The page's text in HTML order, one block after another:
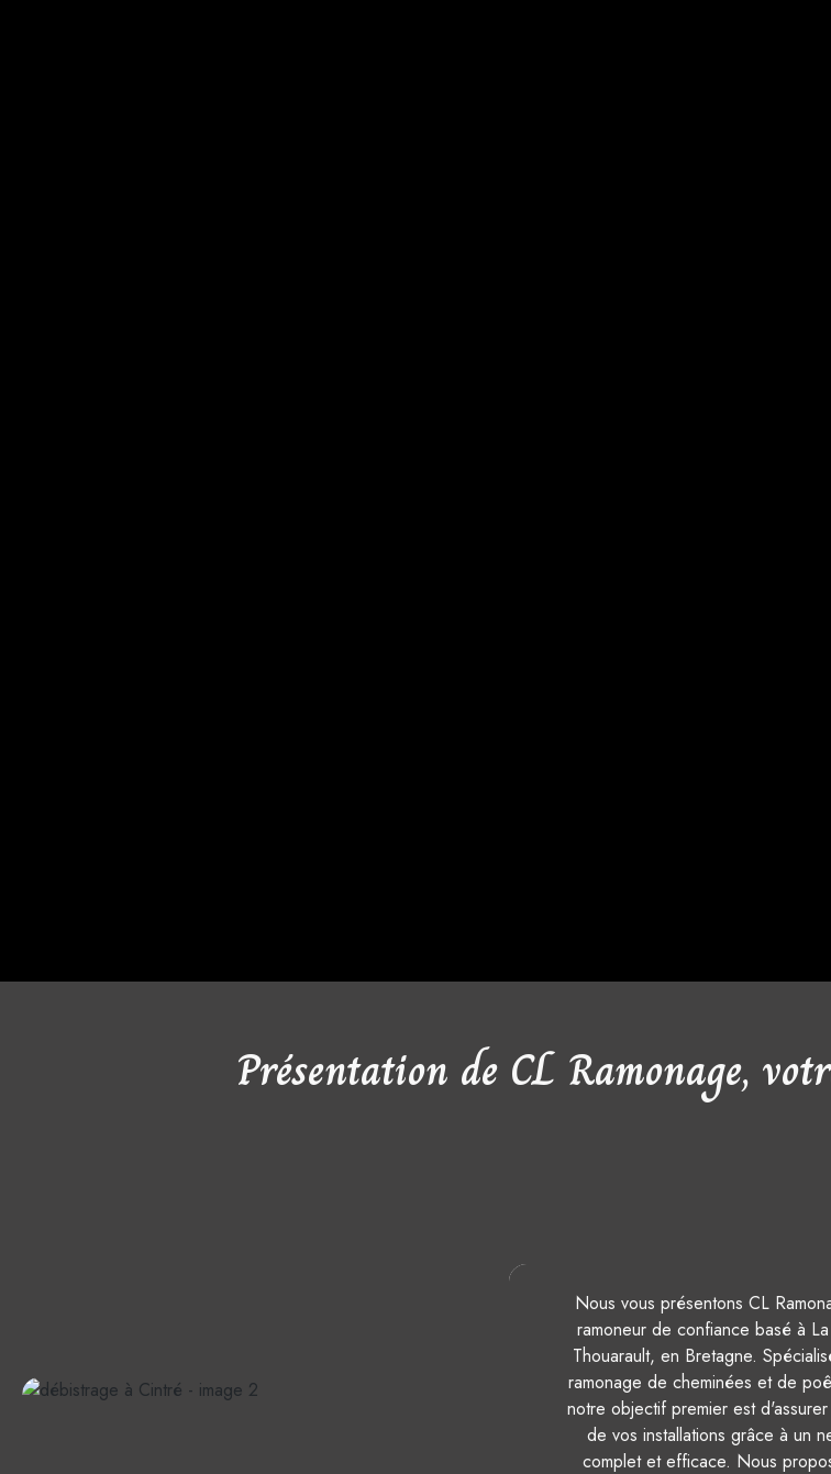
Présentation de CL Ramonage,
Nous vous présentons CL
ramoneur de confiance basé à
Thouarault, en Bretagne.
ramonage de cheminées et de
notre objectif premier est
de vos installations grâce à un
complet et efficace. Nous